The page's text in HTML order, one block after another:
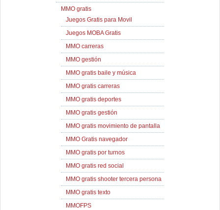
MMO gratis
Juegos Gratis para Movil
Juegos MOBA Gratis
MMO carreras
MMO gestión
MMO gratis baile y música
MMO gratis carreras
MMO gratis deportes
MMO gratis gestión
MMO gratis movimiento de pantalla
MMO Gratis navegador
MMO gratis por turnos
MMO gratis red social
MMO gratis shooter tercera persona
MMO gratis texto
MMOFPS